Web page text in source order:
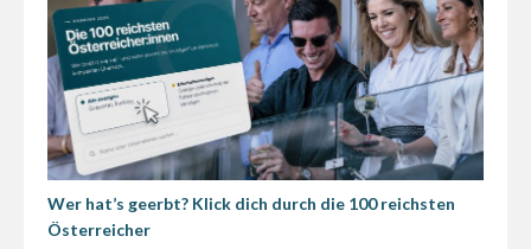
Wer hat’s geerbt? Klick dich durch die 100 reichsten
Österreicher